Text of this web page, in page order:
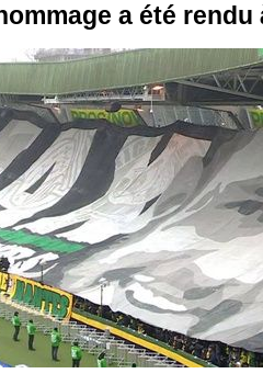
a été rendu